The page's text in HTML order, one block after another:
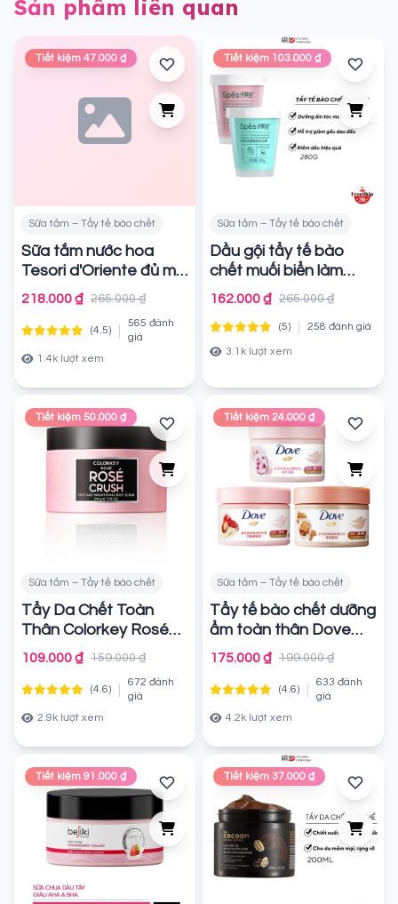
Sản phẩm liên quan
Tiết kiệm 47.000 ₫
Sữa tắm – Tẩy tế bào chết
Sữa tắm nước hoa
Tesori d'Oriente đủ mùi
Chính hãng
218.000 ₫ 265.000 ₫
(4.5)
565 đánh
giá
1.4k lượt xem
Tiết kiệm 103.000 ₫
Sữa tắm – Tẩy tế bào chết
Dầu gội tẩy tế bào
chết muối biển làm
sạch sâu, hỗ trợ Giảm
Gàu, Tóc Bồng Bềnh
SPES Sea Salt Cream
For Scalp 280g
162.000 ₫ 265.000 ₫
(5) 258 đánh giá
3.1k lượt xem
Tiết kiệm 50.000 ₫
Sữa tắm – Tẩy tế bào chết
Tẩy Da Chết Toàn
Thân Colorkey Rosé
Rosé Crush Perfumed
Brightening Body
Scrub
Chính hãng
109.000 ₫ 159.000 ₫
(4.6)
672 đánh
giá
2.9k lượt xem
Tiết kiệm 24.000 ₫
Sữa tắm – Tẩy tế bào chết
Tẩy tế bào chết dưỡng
ẩm toàn thân Dove
280g (Bản Trung)
175.000 ₫ 199.000 ₫
(4.6)
633 đánh
giá
4.2k lượt xem
Tiết kiệm 91.000 ₫ Tiết kiệm 37.000 ₫